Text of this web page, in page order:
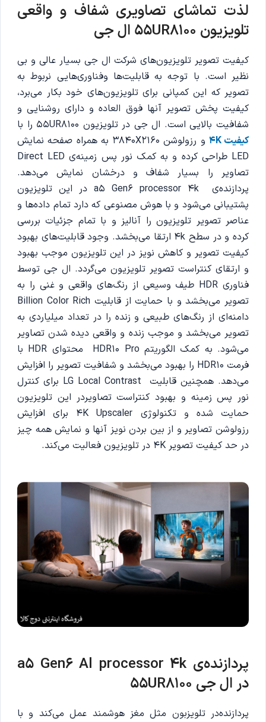
لذت تماشای تصاویری شفاف و واقعی
تلویزیون 55UR8100 ال جی
کیفیت تصویر تلویزیون‌های شرکت ال جی بسیار عالی و بی
نظیر است. با توجه به قابلیت‌ها وفناوری‌هایی نربوط به
تصویر که این کمپانی برای تلویزیون‌های خود بکار می‌برد،
کیفیت پخش تصویر آنها فوق العاده و دارای روشنایی و
شفافیت بالایی است. ال جی در تلویزیون 55UR8100 را با
کیفیت 4K
و رزولوشن 3840X2160 به همراه صفحه نمایش
LED طراحی کرده و به کمک نور پس زمینه‌ی Direct LED
تصاویر را بسیار شفاف و درخشان نمایش می‌دهد.
پردازنده‌ی a5 Gen6 processor 4k در این تلویزیون
پشتیبانی می‌شود و با هوش مصنوعی که دارد تمام داده‌ها و
عناصر تصویر تلویزیون را آنالیز و با تمام جزئيات بررسی
کرده و در سطح 4k ارتقا می‌بخشد. وجود قابلیت‌های بهبود
کیفیت تصویر و کاهش نویز در این تلویزیون موجب بهبود
و ارتقای کنتراست تصویر تلویزیون می‌گردد. ال جی توسط
فناوری HDR طیف وسیعی از رنگ‌های واقعی و غنی را به
تصویر می‌بخشد و با حمایت از قابلیت Billion Color Rich
دامنه‌ای از رنگ‌های طبیعی و زنده را در تعداد میلیاردی به
تصویر می‌بخشد و موجب زنده و واقعی دیده شدن تصاویر
می‌شود. به کمک الگوریتم HDR10 Pro محتوای HDR با
فرمت HDR10 را بهبود می‌بخشد و شفافیت تصویر را افزایش
می‌دهد. همچنین قابلیت LG Local Contrast برای کنترل
نور پس زمینه و بهبود کنتراست تصاویردر این تلویزیون
حمایت شده و تکنولوژی 4K Upscaler برای افزایش
رزولوشن تصاویر و از بین بردن نویز آنها و نمایش همه چیز
در حد کیفیت تصویر 4K در تلویزیون فعالیت می‌کند.
پردازنده‌‌ی a5 Gen6 Al processor 4k
در ال جی 55UR8100
پردازنده‌در تلویزبون مثل مغز هوشمند عمل می‌کند و با